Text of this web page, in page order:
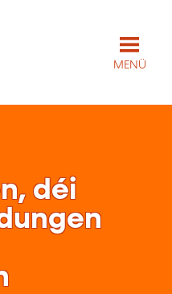
MENÜ
déi